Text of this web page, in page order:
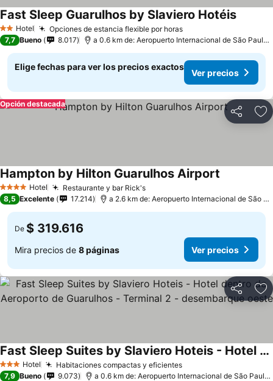
2 Estrellas
Hotel Opciones de estancia flexible por horas
Fast Sleep Guarulhos by Slaviero Hotéis
7,7 Bueno 8.017 a 0.6 km de: Aeropuerto Internacional de São Paulo-Guarulhos
Elige fechas para ver los precios exactos
Ver precios
Compartir
Opción destacada
4 EstrellasHotel Restaurante y bar Rick's
Hampton by Hilton Guarulhos Airport
8,5 Excelente 17.214 a 2.6 km de: Aeropuerto Internacional de São Paulo-Guarulhos
De $ 319.616
Mira precios de 8 páginas Ver precios
Compartir
3 Estrellas
Hotel Habitaciones compactas y eficientes
Fast Sleep Suites by Slaviero Hoteis - Hotel dentro do Aeroporto de Guarulhos - Terminal 2 - desembarque oeste
7,9 Bueno 9.073 a 0.6 km de: Aeropuerto Internacional de São Paulo-Guarulhos